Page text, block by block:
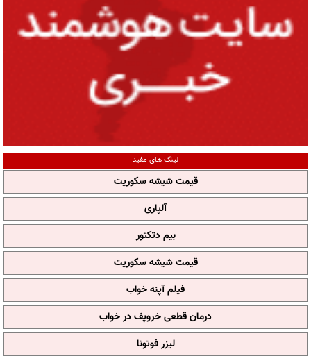
لینک های مفید
قیمت شیشه سکوریت
آلپاری
بیم دتکتور
قیمت شیشه سکوریت
فیلم آپنه خواب
درمان قطعی خروپف در خواب
لیزر فوتونا